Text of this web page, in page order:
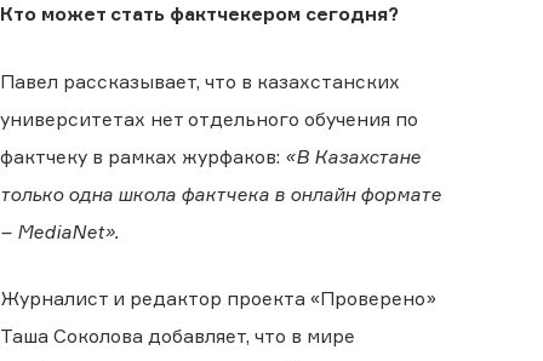
Кто может стать фактчекером сегодня?
Павел рассказывает, что в казахстанских
университетах нет отдельного обучения по
фактчеку в рамках журфаков: «В Казахстане
только одна школа фактчека в онлайн формате
– MediaNet».
Журналист и редактор проекта «Проверено»
Таша Соколова добавляет, что в мире